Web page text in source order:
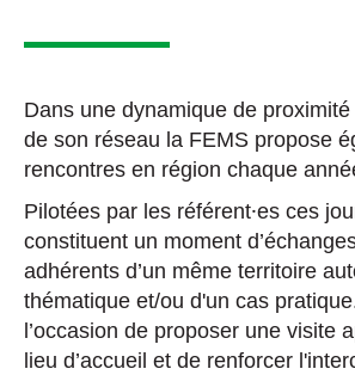
Dans une dynamique de
de son réseau la FEMS propose
rencontres en région chaque
Pilotées par les référent⸱es ces
constituent un moment
adhérents d’un même territoire
thématique et/ou d'un cas
l’occasion de proposer une visite
lieu d’accueil et de renforcer